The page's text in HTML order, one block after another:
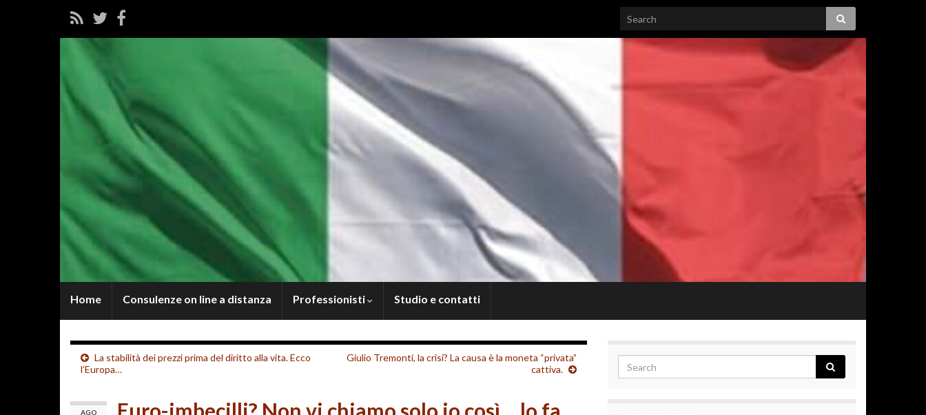
Home Consulenze on line a distanza Professionisti Studio e contatti
La stabilità dei prezzi prima del diritto alla vita. Ecco
l’Europa…
Giulio Tremonti, la crisi? La causa è la moneta “privata”
cattiva.
AGO